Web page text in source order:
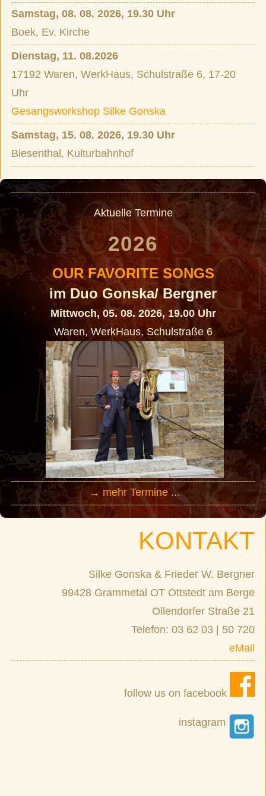
Samstag, 08. 08. 2026, 19.30 Uhr
Boek, Ev. Kirche
Dienstag, 11. 08.2026
17192 Waren, WerkHaus, Schulstraße 6, 17-20
Uhr
Gesangsworkshop Silke Gonska
Samstag, 15. 08. 2026, 19.30 Uhr
Biesenthal, Kulturbahnhof
Aktuelle Termine
2026
OUR FAVORITE SONGS
im Duo Gonska/ Bergner
Mittwoch, 05. 08. 2026, 19.00 Uhr
Waren, WerkHaus, Schulstraße 6
→ mehr Termine ...
KONTAKT
Silke Gonska & Frieder W. Bergner
99428 Grammetal OT Ottstedt am Berge
Ollendorfer Straße 21
Telefon: 03 62 03 | 50 720
eMail
follow us on facebook
instagram